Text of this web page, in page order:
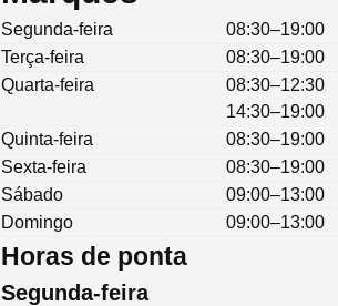
Segunda-feira
08:30–19:00
Terça-feira
08:30–19:00
Quarta-feira
08:30–12:30
14:30–19:00
Quinta-feira
08:30–19:00
Sexta-feira
08:30–19:00
Sábado
09:00–13:00
Domingo
09:00–13:00
Horas de ponta
Segunda-feira